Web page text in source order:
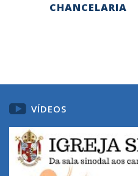
CHANCELARIA
VÍDEOS